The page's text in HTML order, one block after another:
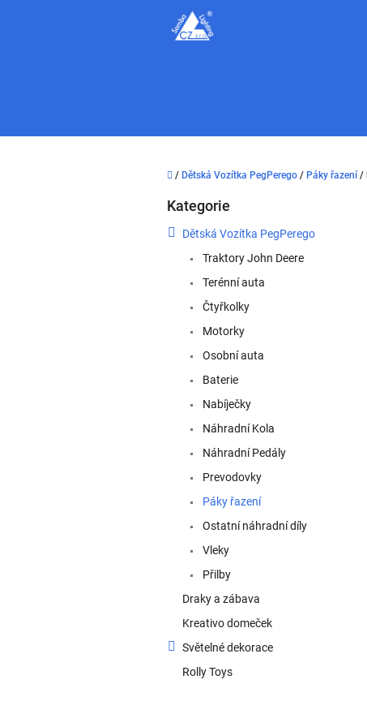
Domů
/ Dětská Vozítka PegPerego / Páky řazení /
Přeskočit
Kategorie
Dětská Vozítka PegPerego
Traktory John Deere
Terénní auta
Čtyřkolky
Motorky
Osobní auta
Baterie
Nabíječky
Náhradní Kola
Náhradní Pedály
Prevodovky
Páky řazení
Ostatní náhradní díly
Vleky
Přilby
Draky a zábava
Kreativo domeček
Světelné dekorace
Rolly Toys